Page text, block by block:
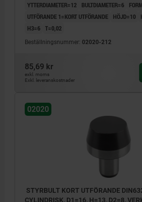
YTTERDIAMETER=12 BULTDIAMETER=6
UTFÖRANDE 1=KORT UTFÖRANDE
HÖJD=10
H3=6 T=0,02
Beställningsnummer: 02020-212
85,69 kr
exkl. moms
Exkl. leveranskostnader
02020
STYRBULT KORT UTFÖRANDE
CYLINDRISK, D1=16, H=13, D2=8,